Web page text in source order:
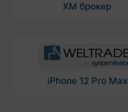
XM брокер
iPhone 12 Pro Max